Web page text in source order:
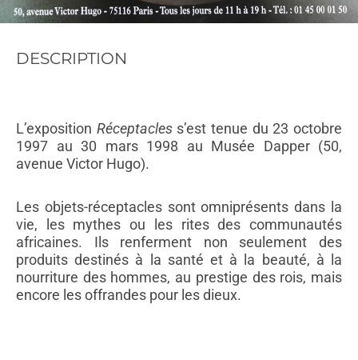
DESCRIPTION
L’exposition Réceptacles s’est tenue du 23 octobre
1997 au 30 mars 1998 au Musée Dapper (50,
avenue Victor Hugo).
Les objets-réceptacles sont omniprésents dans la
vie, les mythes ou les rites des communautés
africaines. Ils renferment non seulement des
produits destinés à la santé et à la beauté, à la
nourriture des hommes, au prestige des rois, mais
encore les offrandes pour les dieux.
profitons de ce message pour vous souhaiter de bonnes
vacances.
Fondation Dapper